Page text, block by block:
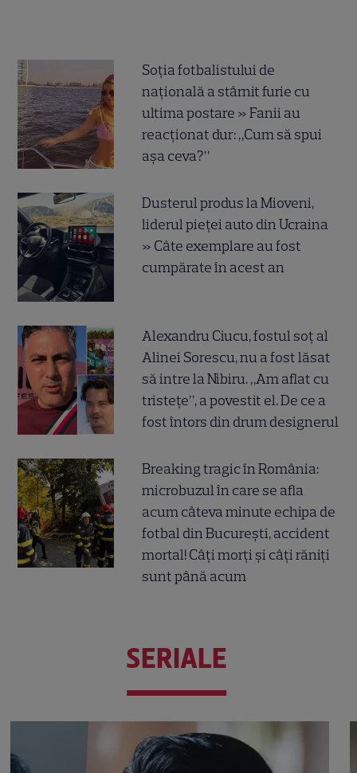
Soția fotbalistului de
națională a stârnit furie cu
ultima postare » Fanii au
reacționat dur: „Cum să spui
așa ceva?”
Dusterul produs la Mioveni,
liderul pieței auto din Ucraina
» Câte exemplare au fost
cumpărate în acest an
Alexandru Ciucu, fostul soț al
Alinei Sorescu, nu a fost lăsat
să intre la Nibiru. „Am aflat cu
tristețe”, a povestit el. De ce a
fost întors din drum designerul
Breaking tragic în România:
microbuzul în care se afla
acum câteva minute echipa de
fotbal din București, accident
mortal! Câți morți și câți răniți
sunt până acum
SERIALE